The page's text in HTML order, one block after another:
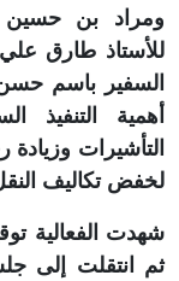
للأستاذ طارق
السفير باسم
أهمية
التأشيرات
لخفض تكاليف
ثم انتقلت إلى